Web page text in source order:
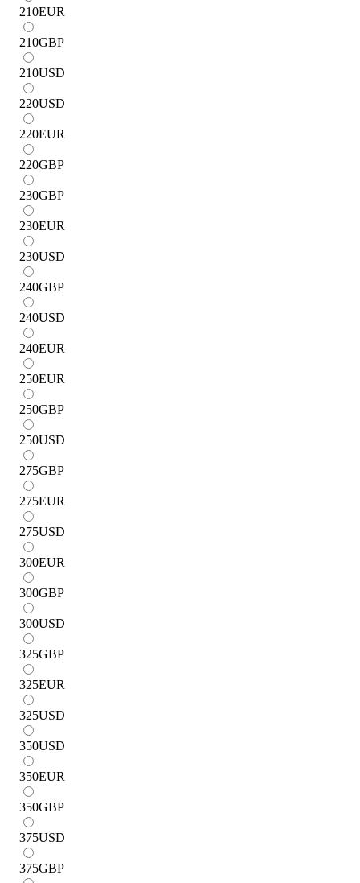
210EUR
210GBP
210USD
220USD
220EUR
220GBP
230GBP
230EUR
230USD
240GBP
240USD
240EUR
250EUR
250GBP
250USD
275GBP
275EUR
275USD
300EUR
300GBP
300USD
325GBP
325EUR
325USD
350USD
350EUR
350GBP
375USD
375GBP